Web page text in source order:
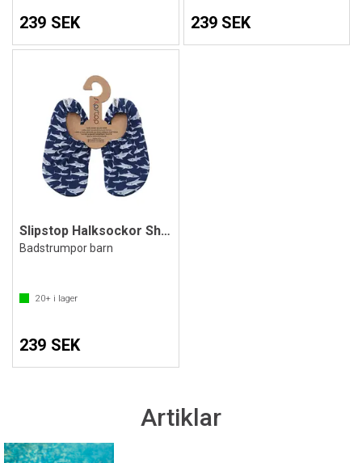
239 SEK 239 SEK
Slipstop Halksockor Sharks
Badstrumpor barn
20+ i lager
239 SEK
Artiklar